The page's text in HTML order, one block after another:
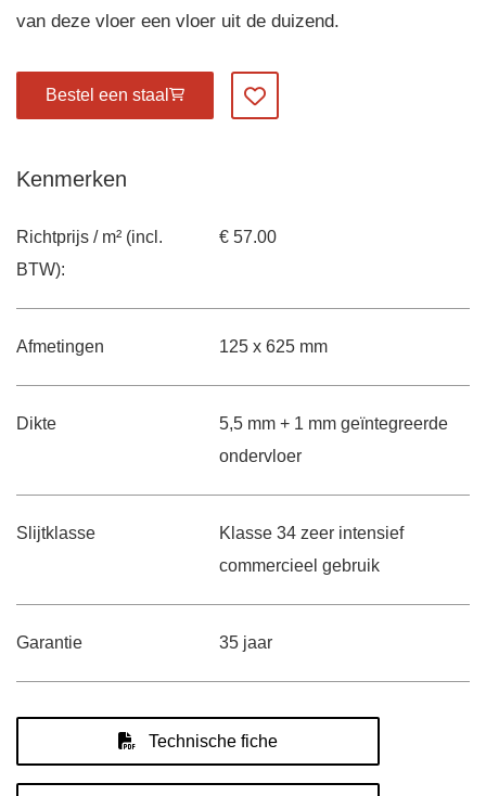
van deze vloer een vloer uit de duizend.
Bestel een staal Voeg toe aan mijn favorieten
Kenmerken
Richtprijs / m² (incl.
BTW):
€ 57.00
Afmetingen 125 x 625 mm
Dikte
5,5 mm + 1 mm geïntegreerde
ondervloer
Slijtklasse
Klasse 34 zeer intensief
commercieel gebruik
Garantie 35 jaar
Technische fiche